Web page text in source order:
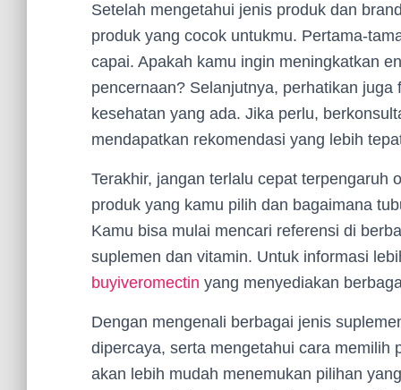
Setelah mengetahui jenis produk dan
produk yang cocok untukmu. Pertama-
capai. Apakah kamu ingin meningkatkan
pencernaan? Selanjutnya, perhatikan
kesehatan yang ada. Jika perlu,
mendapatkan rekomendasi yang lebih
Terakhir, jangan terlalu cepat terpengaruh
produk yang kamu pilih dan bagaimana
Kamu bisa mulai mencari referensi di
suplemen dan vitamin. Untuk informasi
buyiveromectin yang menyediakan
Dengan mengenali berbagai jenis
dipercaya, serta mengetahui cara memilih
akan lebih mudah menemukan pilihan